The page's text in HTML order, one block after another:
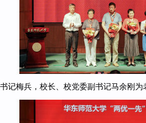
记梅兵，校长、校党委副书记马余刚为